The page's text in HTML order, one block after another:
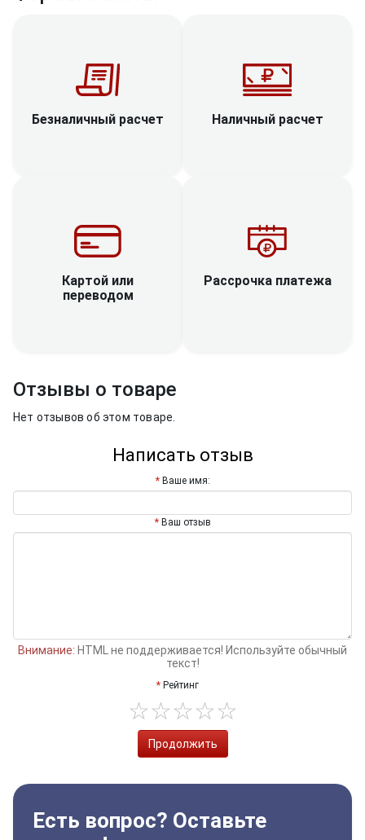
Безналичный расчет Наличный расчет
Картой или
переводом
Рассрочка платежа
Отзывы о товаре
Нет отзывов об этом товаре.
Написать отзыв
Ваше имя:
Ваш отзыв
Внимание: HTML не поддерживается! Используйте обычный
текст!
Рейтинг
Продолжить
Есть вопрос? Оставьте